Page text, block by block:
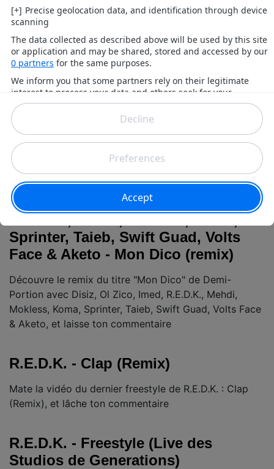
R.E.D.K. - Simple Constat 6 (Clip
Officiel)
Mate la dernière vidéo de R.E.D.K. : Simple Constat 6,
et laisse ton commentaire
R.E.D.K. - Boîte à Chaussures
[remix] (Clip Officiel)
Découvre le nouveau clip de R.E.D.K. : Boîte à
Chaussures [remix], et lâche ton commentaire
Demi-Portion ft Disiz, Ol Zico, Imed,
Sprinter, Taieb, Swift Guad, Volts
Face & Aketo - Mon Dico (remix)
Découvre le remix du titre "Mon Dico" de Demi-
Portion avec Disiz, Ol Zico, Imed, R.E.D.K., Mehdi,
Mokless, Koma, Sprinter, Taieb, Swift Guad, Volts Face
& Aketo, et laisse ton commentaire
R.E.D.K. - Clap (Remix)
Mate la vidéo du dernier freestyle de R.E.D.K. : Clap
(Remix), et lâche ton commentaire
R.E.D.K. - Freestyle (Live des
Studios de Generations)